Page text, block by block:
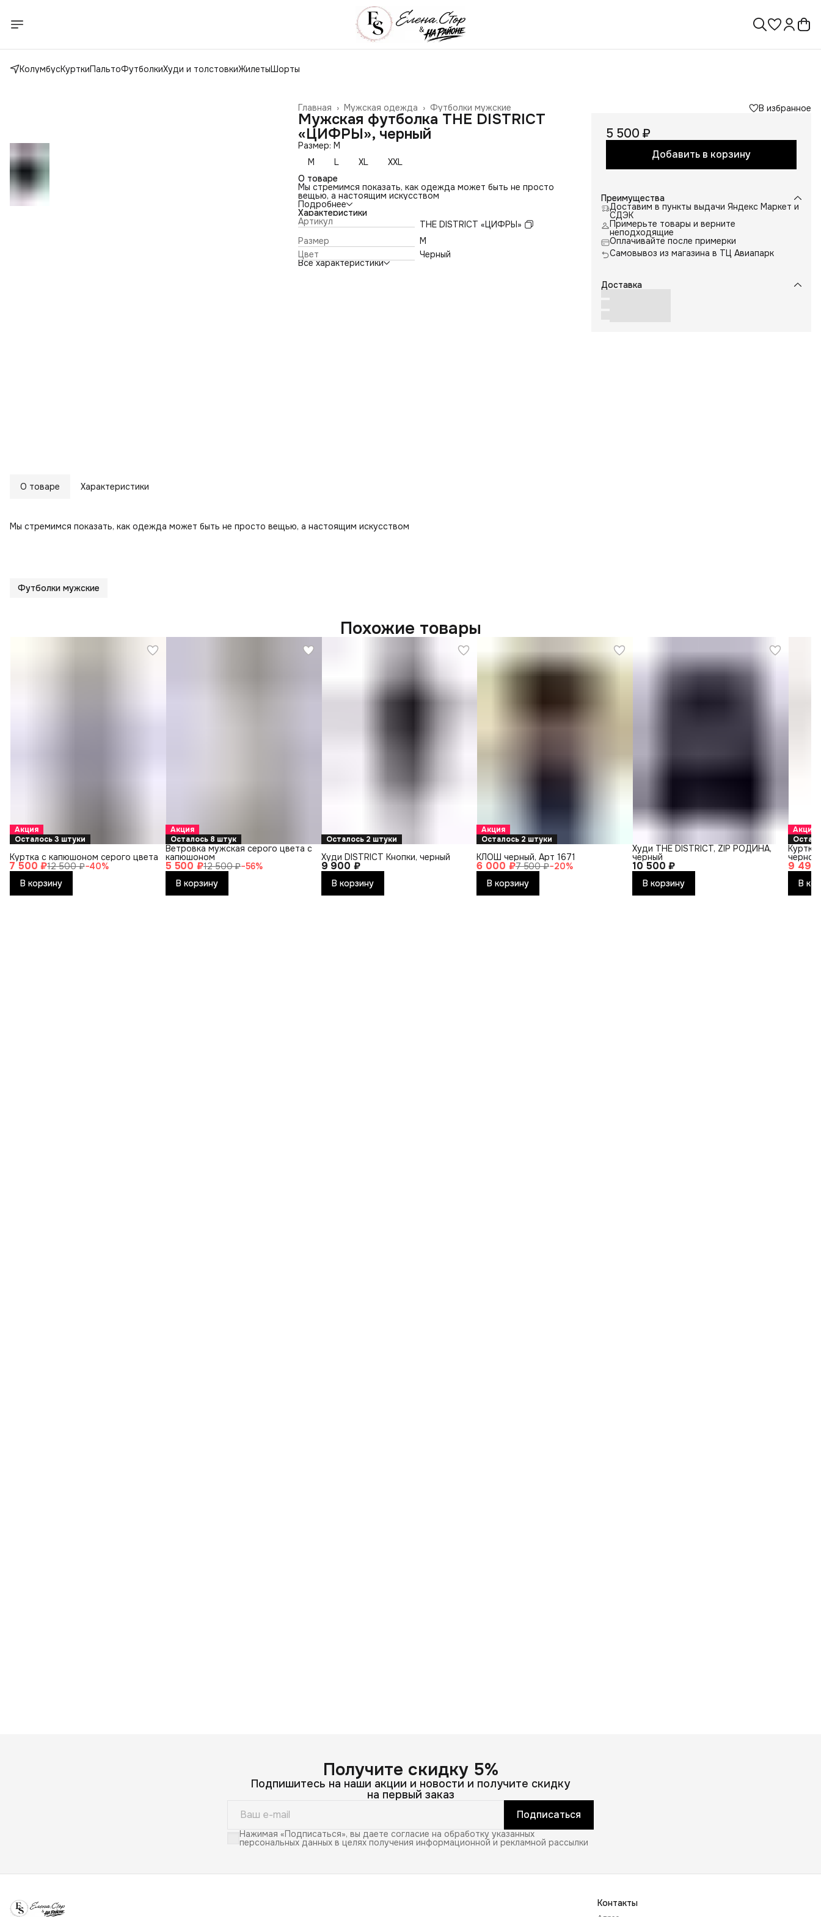
КолумбусКурткиПальтоФутболкиХуди и толстовкиЖилетыШорты
Футболки мужские
Мужская одежда ›
Главная ›
Мужская футболка THE DISTRICT
«ЦИФРЫ», черный
Размер: M
M
L XL
XXL
О товаре
Мы стремимся показать, как одежда может быть не просто
вещью, а настоящим искусством
Подробнее
Характеристики
Артикул
THE DISTRICT «ЦИФРЫ»
Размер
M
Цвет
Черный
Все характеристики
В избранное
5 500 ₽
Добавить в корзину
Преимущества
Доставим в пункты выдачи Яндекс Маркет и
СДЭК
Примерьте товары и верните
неподходящие
Оплачивайте после примерки
Самовывоз из магазина в ТЦ Авиапарк
Доставка
О товаре Характеристики
Мы стремимся показать, как одежда может быть не просто вещью, а настоящим искусством
Футболки мужские
Похожие товары
Акция
Осталось 3 штуки
7 500 ₽12 500 ₽−40%
Куртка с капюшоном серого цвета
В корзину
Акция
Осталось 8 штук
5 500 ₽12 500 ₽−56%
Ветровка мужская серого цвета с
капюшоном
В корзину
Осталось 2 штуки
9 900 ₽
Худи DISTRICT Кнопки, черный
В корзину
Акция
Осталось 2 штуки
6 000 ₽7 500 ₽−20%
КЛОШ черный, Арт 1671
В корзину
10 500 ₽
Худи THE DISTRICT, ZIP РОДИНА,
черный
В корзину
Акция
9 490
В
Получите скидку 5%
Подпишитесь на наши акции и новости и получите скидку
на первый заказ
Подписаться
Нажимая «Подписаться», вы даете согласие на обработку указанных
персональных данных в целях получения информационной и рекламной рассылки
Контакты